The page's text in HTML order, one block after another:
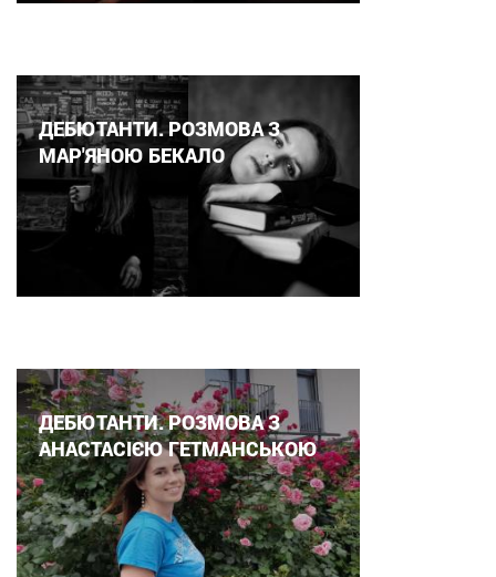
ДЕБЮТАНТИ. РОЗМОВА З
МАР'ЯНОЮ БЕКАЛО
ДЕБЮТАНТИ. РОЗМОВА З
АНАСТАСІЄЮ ГЕТМАНСЬКОЮ